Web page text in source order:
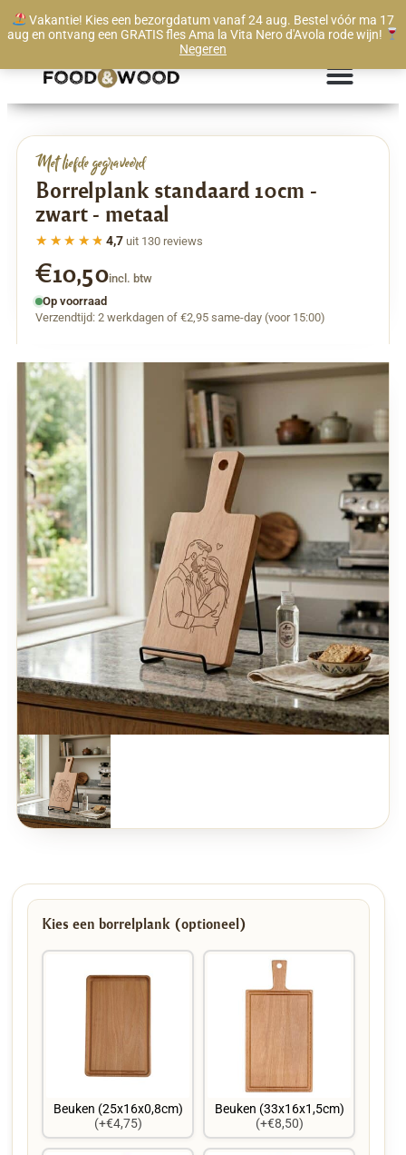
Vakantie! Kies een bezorgdatum vanaf 24 aug. Bestel vóór ma 17
aug en ontvang een GRATIS fles Ama la Vita Nero d'Avola rode wijn!
Negeren
Levertijd vanaf 1 werkdag
Met liefde gegraveerd
Borrelplank standaard 10cm -
zwart - metaal
★★★★★
★★★★★ 4,7 uit 130 reviews
€10,50incl. btw
Op voorraad
Verzendtijd: 2 werkdagen of €2,95 same-day (voor 15:00)
Kies een borrelplank (optioneel)
Beuken (25x16x0,8cm)
(+€4,75)
Beuken (33x16x1,5cm)
(+€8,50)